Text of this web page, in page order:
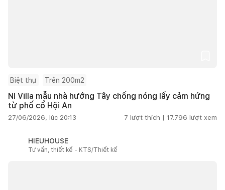
Biệt thự Trên 200m2
NI Villa mẫu nhà hướng Tây chống nóng lấy cảm hứng
từ phố cổ Hội An
27/06/2026, lúc 20:13 7 lượt thích | 17.796 lượt xem
HIEUHOUSE
Tư vấn, thiết kế - KTS/Thiết kế